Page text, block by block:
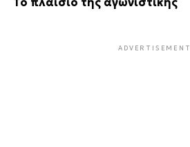
ADVERTISEMENT